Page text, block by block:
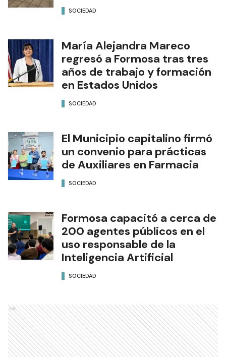
SOCIEDAD
María Alejandra Mareco
regresó a Formosa tras tres
años de trabajo y formación
en Estados Unidos
SOCIEDAD
El Municipio capitalino firmó
un convenio para prácticas
de Auxiliares en Farmacia
SOCIEDAD
Formosa capacitó a cerca de
200 agentes públicos en el
uso responsable de la
Inteligencia Artificial
SOCIEDAD
Ads